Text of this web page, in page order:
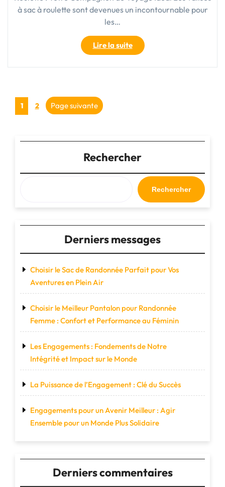
à sac à roulette sont devenues un incontournable pour
les…
Lire la suite"La
Praticité
de
:
Votre
Voyage
Idéal"
Pagination
publications
Page
1 Page
2 Page suivante
Rechercher
Rechercher
Derniers messages
Choisir le Sac de Randonnée Parfait pour Vos
Aventures en Plein Air
Choisir le Meilleur Pantalon pour Randonnée
Femme : Confort et Performance au Féminin
Les Engagements : Fondements de Notre
Intégrité et Impact sur le Monde
La Puissance de l’Engagement : Clé du Succès
Engagements pour un Avenir Meilleur : Agir
Ensemble pour un Monde Plus Solidaire
Derniers commentaires